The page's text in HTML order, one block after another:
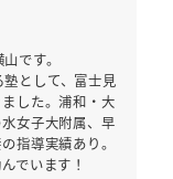
です。
として、富士見
した。浦和・大
女子大附属、早
指導実績あり。
でいます！